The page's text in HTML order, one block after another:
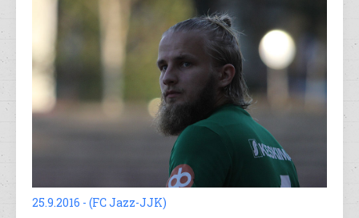
25.9.2016 - (FC Jazz-JJK)